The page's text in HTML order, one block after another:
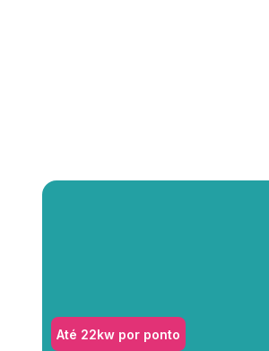
Até 22kw por ponto